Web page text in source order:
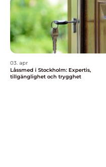
03. apr
Låssmed i Stockholm: Expertis,
tillgänglighet och trygghet